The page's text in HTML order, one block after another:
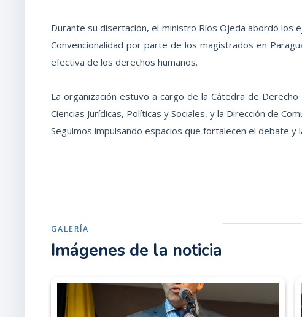
Durante su disertación, el ministro Ríos Ojeda abordó los
Convencionalidad por parte de los magistrados en
efectiva de los derechos humanos.
La organización estuvo a cargo de la Cátedra de
Ciencias Jurídicas, Políticas y Sociales, y la Dirección de
Seguimos impulsando espacios que fortalecen el debate y
GALERÍA
Imágenes de la noticia